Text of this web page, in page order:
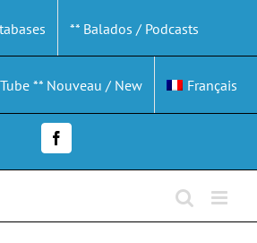
** Balados / Podcasts
** Nouveau / New Français
Facebook